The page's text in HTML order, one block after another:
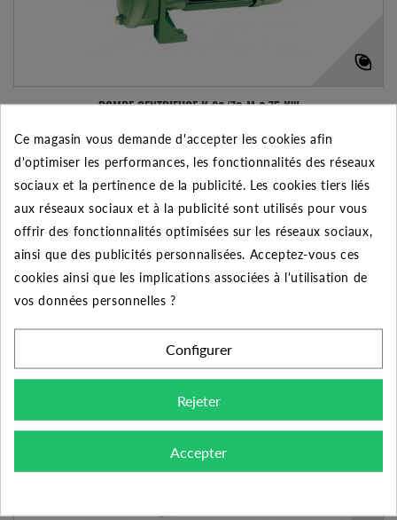
POMPE CENTRIFUGE K 30/70 M 0,75 KW
455.66 €
AJOUTER AU PANIER VOIR LE PRODUIT
Expédié sous 48-72h
Ajouter à mes préférences Ajouter au comparateur
Ce magasin vous demande d'accepter les cookies afin
d'optimiser les performances, les fonctionnalités des réseaux
sociaux et la pertinence de la publicité. Les cookies tiers liés
aux réseaux sociaux et à la publicité sont utilisés pour vous
offrir des fonctionnalités optimisées sur les réseaux sociaux,
ainsi que des publicités personnalisées. Acceptez-vous ces
cookies ainsi que les implications associées à l'utilisation de
vos données personnelles ?
Configurer
Rejeter
Accepter